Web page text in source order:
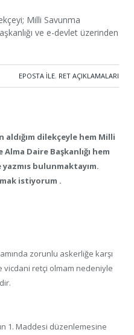
Milli Savunma
ve e-devlet üzerinden
EPOSTA ILE, RET AÇIKLAMALARI
dilekçeyle hem Milli
Alma Daire Başkanlığı hem
bulunmaktayım.
istiyorum .
zorunlu askerliğe karşı
vicdani retçi olmam nedeniyle
1. Maddesi düzenlemesine